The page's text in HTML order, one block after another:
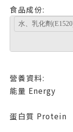
食品成份:
水、乳化劑
營養資料:
能量
蛋白質